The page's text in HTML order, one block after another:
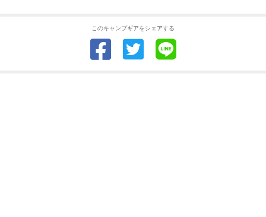
このキャンプギアをシェアする